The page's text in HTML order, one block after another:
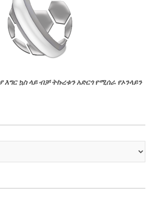
ኳስ ላይ ብቻ ትኩረቱን አድርጎ የሚሰራ የኦንላይን